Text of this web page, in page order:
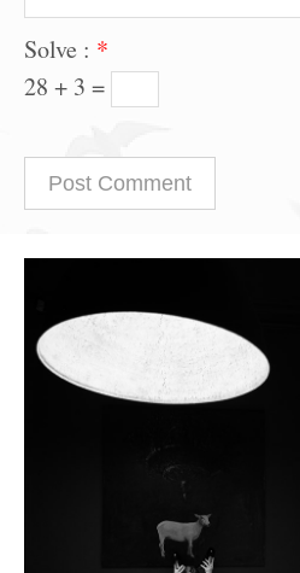
Solve : *
28 + 3 =